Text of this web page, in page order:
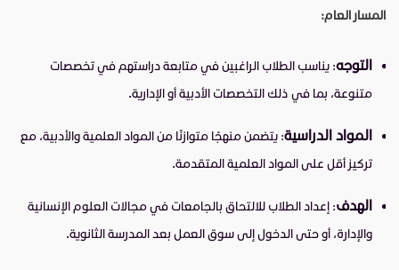
المسار العام:
التوجه: يناسب الطلاب الراغبين في متابعة دراستهم في تخصصات
متنوعة، بما في ذلك التخصصات الأدبية أو الإدارية.
المواد الدراسية: يتضمن منهجًا متوازنًا من المواد العلمية والأدبية، مع
تركيز أقل على المواد العلمية المتقدمة.
الهدف: إعداد الطلاب للالتحاق بالجامعات في مجالات العلوم الإنسانية
والإدارة، أو حتى الدخول إلى سوق العمل بعد المدرسة الثانوية.